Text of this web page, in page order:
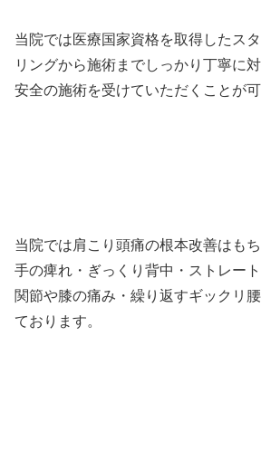
当院では医療国家資格を取得したス
リングから施術までしっかり丁寧に
安全の施術を受けていただくことが可
当院では肩こり頭痛の根本改善はも
手の痺れ・ぎっくり背中・ストレー
関節や膝の痛み・繰り返すギックリ
ております。